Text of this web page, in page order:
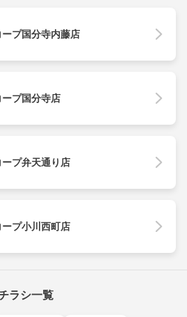
プ国分寺内藤店
プ国分寺店
プ弁天通り店
プ小川西町店
ラシ一覧